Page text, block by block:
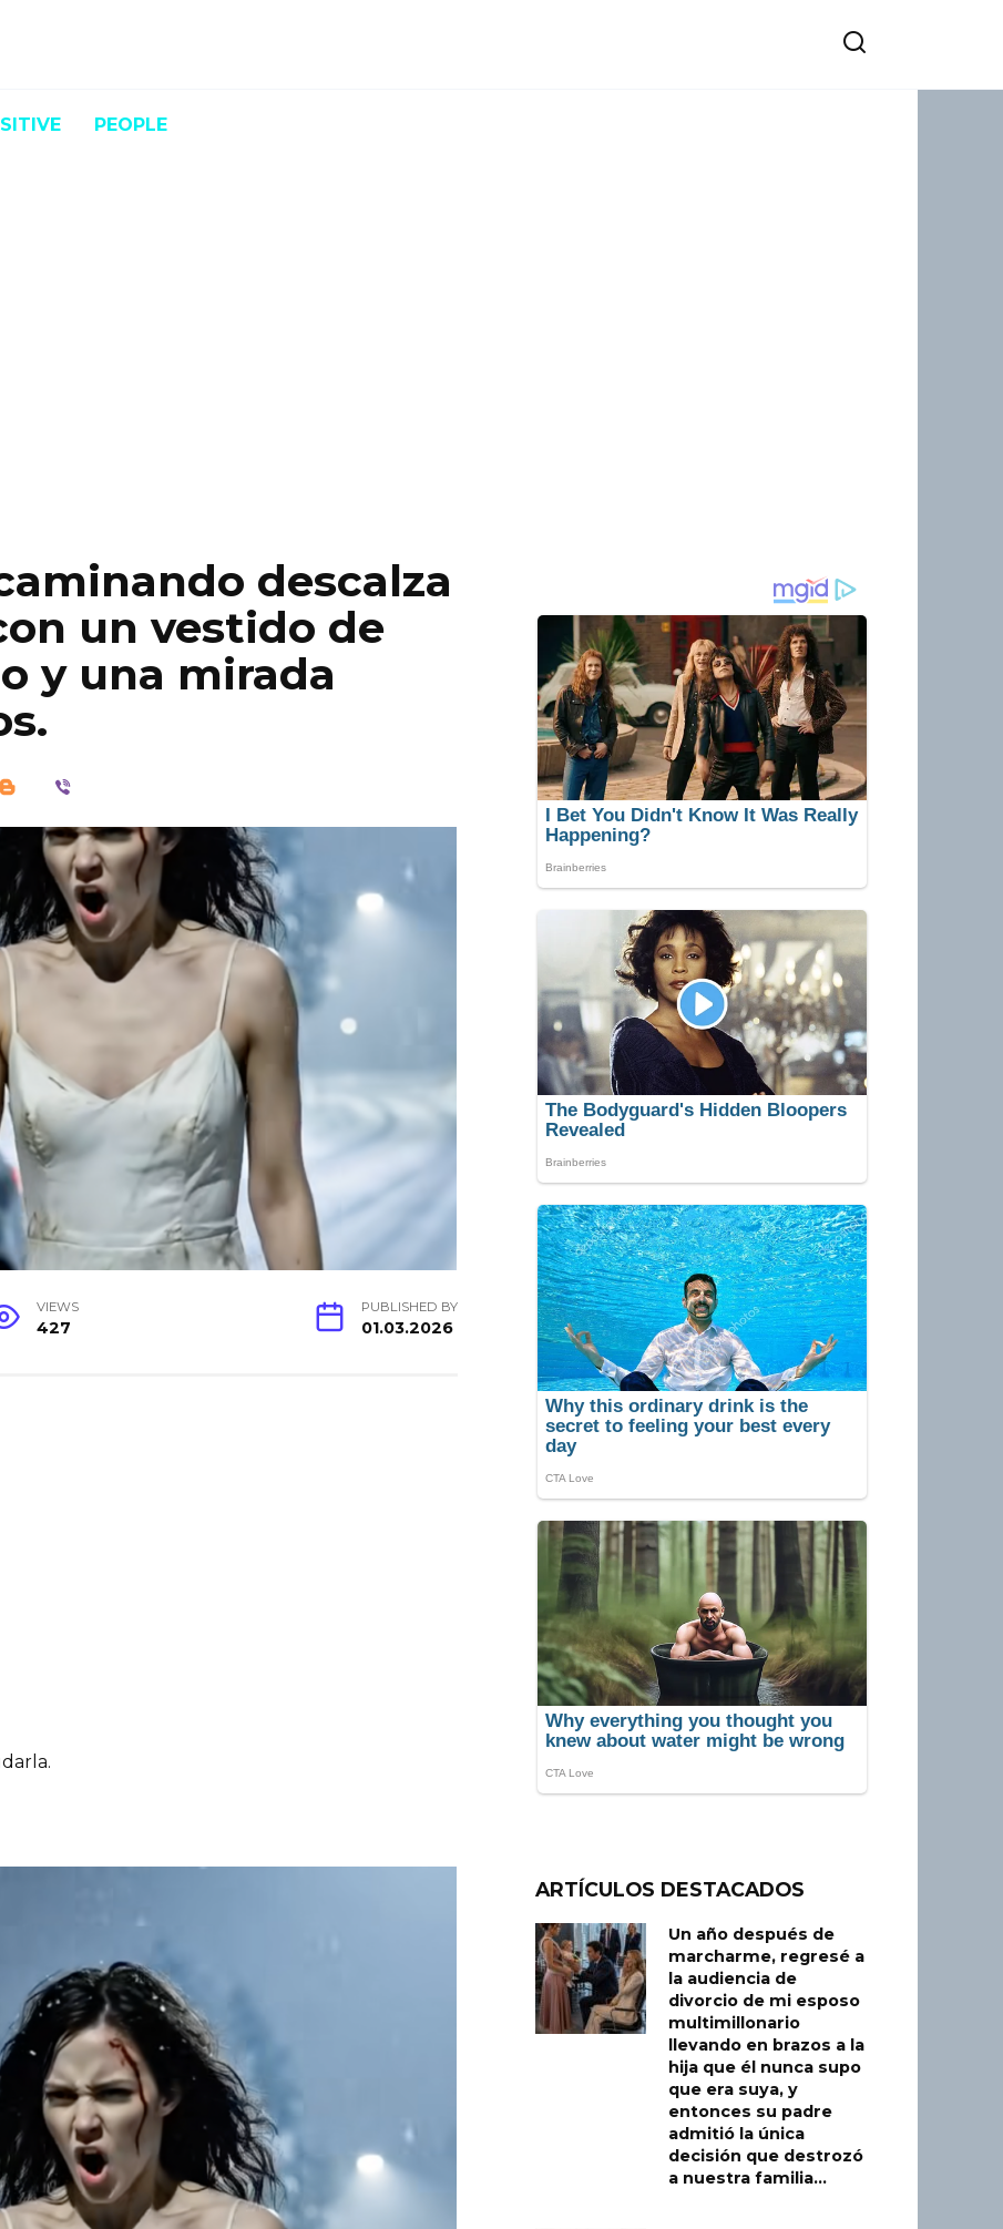
PEOPLE
descalza
un vestido de
y una mirada
VIEWS
427
PUBLISHED BY
01.03.2026
ARTÍCULOS DESTACADOS
Un año después de
marcharme, regresé a
la audiencia de
divorcio de mi esposo
multimillonario
llevando en brazos a la
hija que él nunca supo
que era suya, y
entonces su padre
admitió la única
decisión que destrozó
a nuestra familia…